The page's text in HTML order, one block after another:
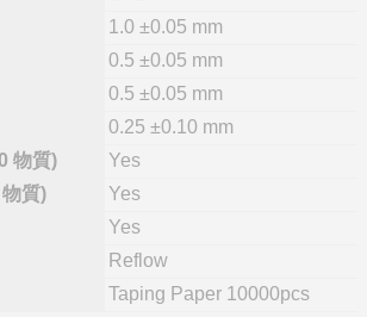
1.0 ±0.05 mm
0.5 ±0.05 mm
0.5 ±0.05 mm
0.25 ±0.10 mm
物質)
Yes
質)
Yes
Yes
Reflow
Taping Paper 10000pcs